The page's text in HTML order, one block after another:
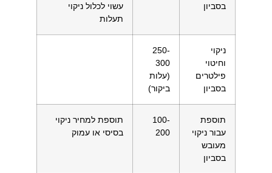
בסביון
עשוי לכלול ניקוי
תעלות
ניקוי
וחיטוי
פילטרים
בסביון
250-
300
(עלות
ביקור)
תוספת
עבור ניקוי
מעובש
בסביון
100-
200
תוספת למחיר ניקוי
בסיסי או עמוק